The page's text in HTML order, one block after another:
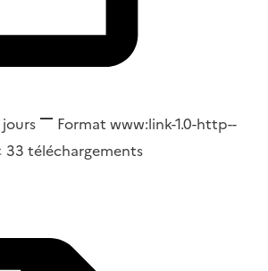
jours Format www:link-1.0-http--
33 téléchargements